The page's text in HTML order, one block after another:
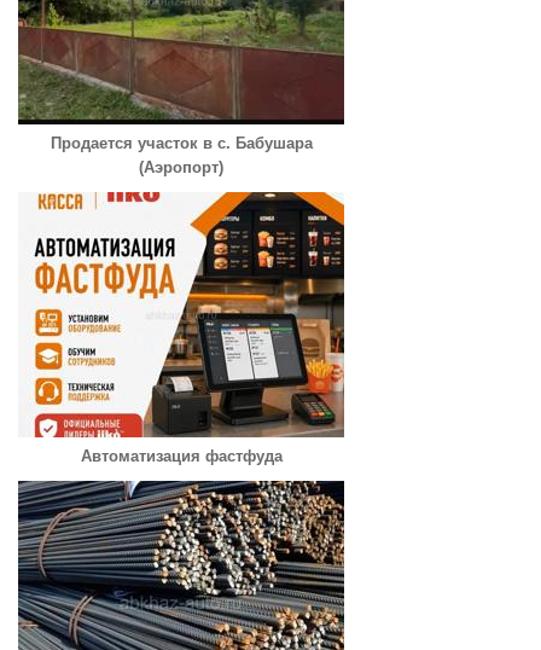
Продается участок в с. Бабушара
(Аэропорт)
Автоматизация фастфуда